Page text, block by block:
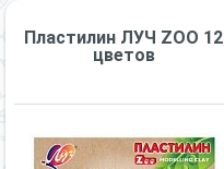
Пластилин ЛУЧ ZОО 12
цветов